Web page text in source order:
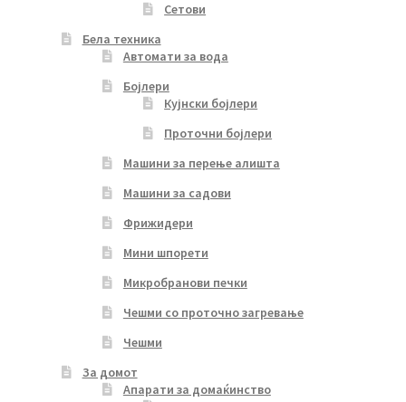
Сетови
Бела техника
Автомати за вода
Бојлери
Кујнски бојлери
Проточни бојлери
Машини за перење алишта
Машини за садови
Фрижидери
Мини шпорети
Микробранови печки
Чешми со проточно загревање
Чешми
За домот
Апарати за домаќинство